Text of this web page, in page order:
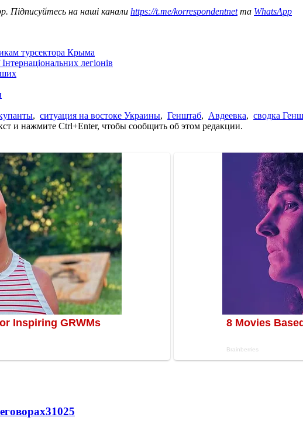
Підписуйтесь на наші канали https://t.me/korrespondentnetта WhatsApp
турсектора Крыма
легіонів
, ситуация на востоке Украины, Генштаб, Авдеевка, сводка
и нажмите Ctrl+Enter, чтобы сообщить об этом редакции.
31025